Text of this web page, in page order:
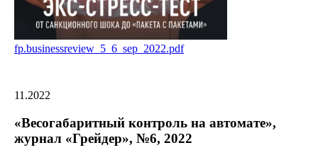
fp.businessreview_5_6_sep_2022.pdf
11.2022
«Весогабаритный контроль на автомате»,
журнал «Грейдер», №6, 2022